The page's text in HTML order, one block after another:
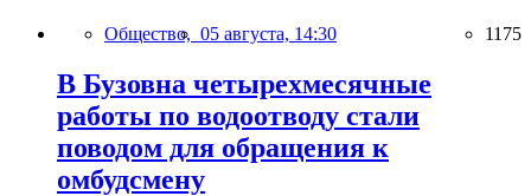
Общество, 05 августа, 14:30 1175
В Бузовна четырехмесячные
работы по водоотводу стали
поводом для обращения к
омбудсмену